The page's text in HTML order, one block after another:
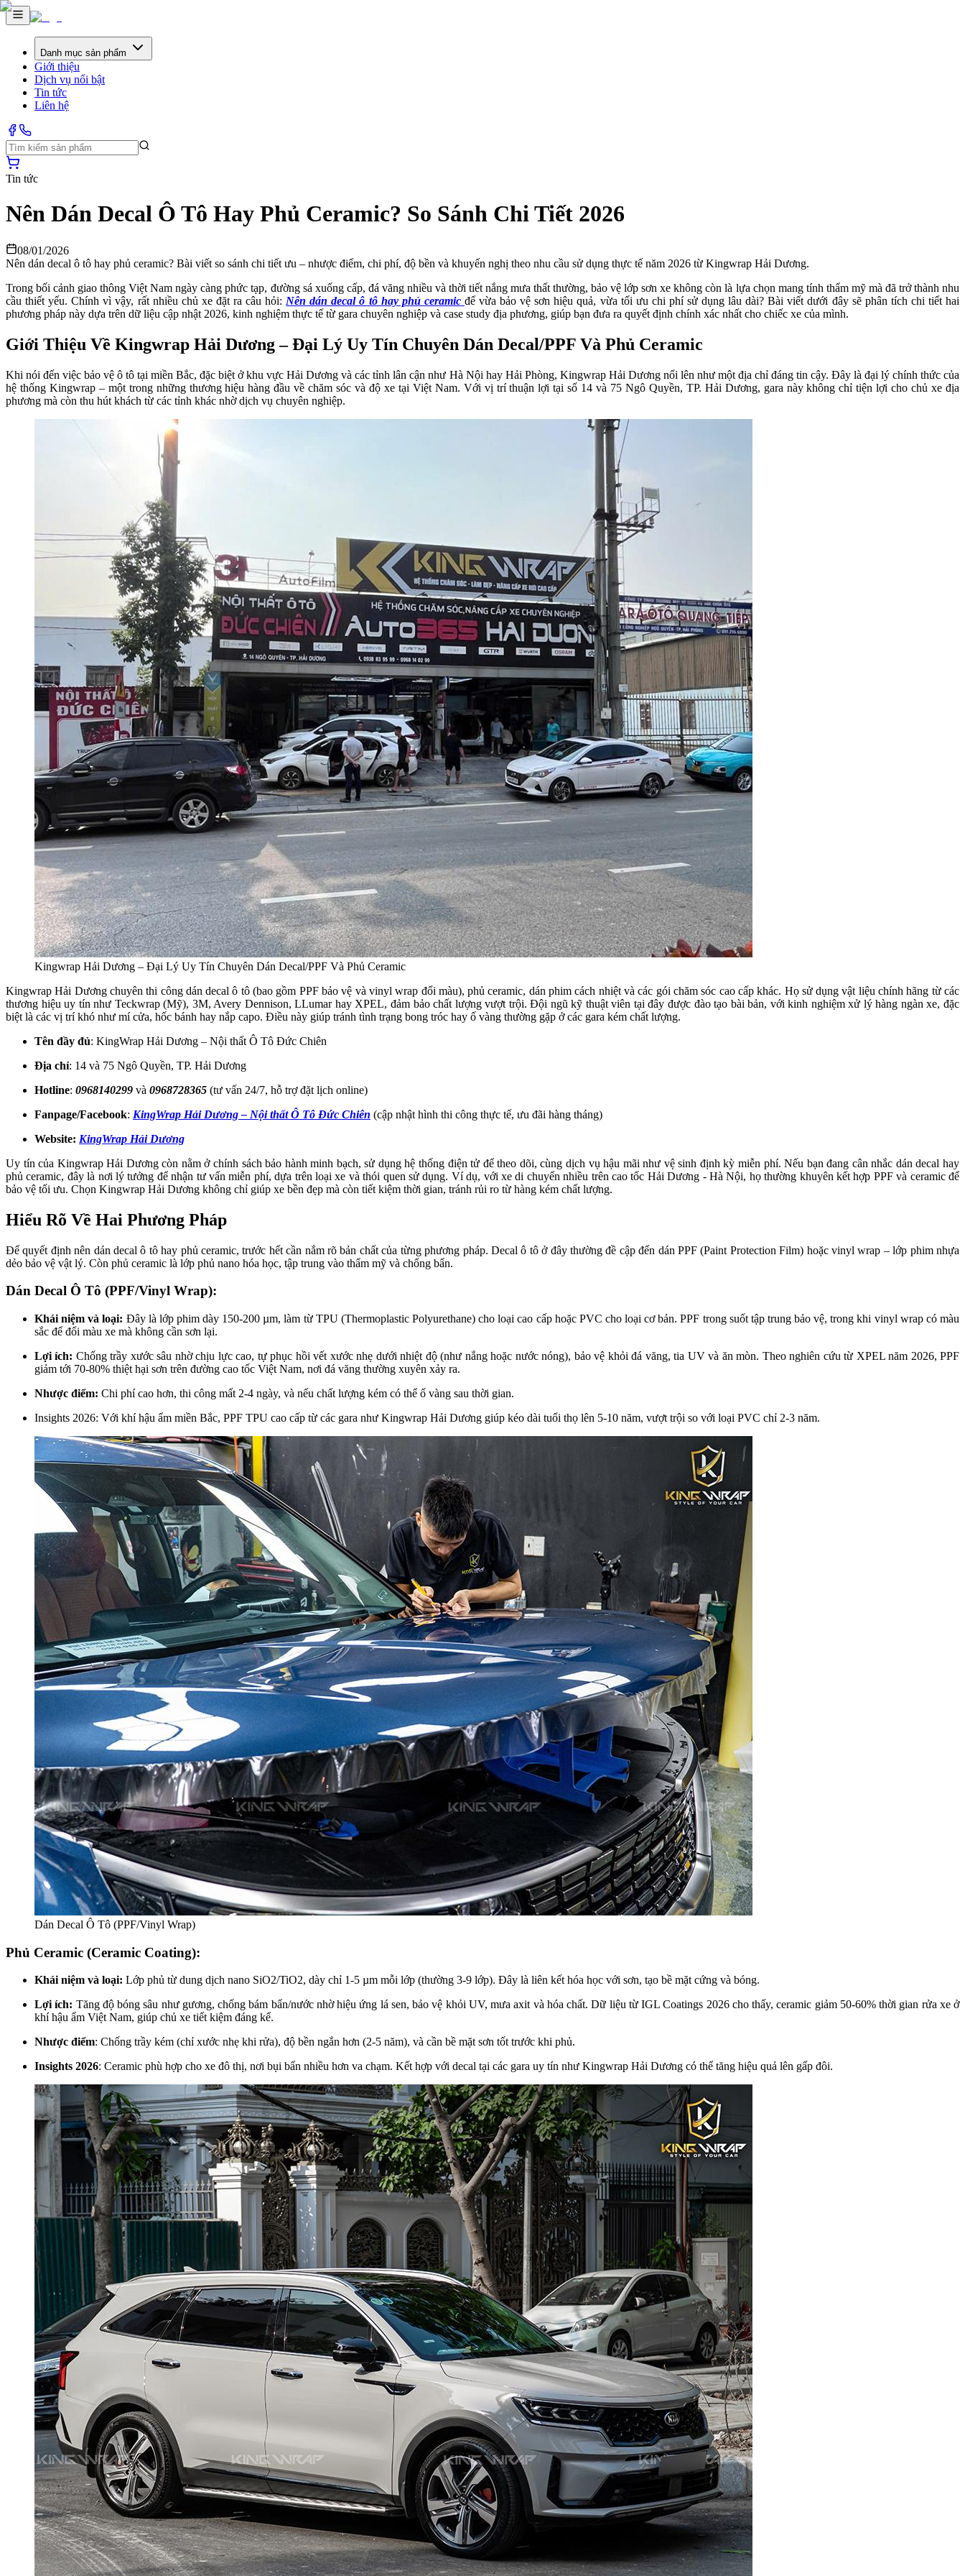
Danh mục sản phẩm
Giới thiệu
Dịch vụ nổi bật
Tin tức
Liên hệ
Tin tức
Nên Dán Decal Ô Tô Hay Phủ Ceramic? So Sánh Chi Tiết 2026
08/01/2026
Nên dán decal ô tô hay phủ ceramic? Bài viết so sánh chi tiết ưu – nhược điểm, chi phí, độ bền và khuyến nghị theo nhu cầu sử dụng thực tế năm 2026 từ Kingwrap Hải Dương.
Trong bối cảnh giao thông Việt Nam ngày càng phức tạp, đường sá xuống cấp, đá văng nhiều và thời tiết nắng mưa thất thường, bảo vệ lớp sơn xe không còn là lựa chọn mang tính thẩm mỹ mà đã trở thành nhu
cầu thiết yếu. Chính vì vậy, rất nhiều chủ xe đặt ra câu hỏi: Nên dán decal ô tô hay phủ ceramic để vừa bảo vệ sơn hiệu quả, vừa tối ưu chi phí sử dụng lâu dài? Bài viết dưới đây sẽ phân tích chi tiết hai
phương pháp này dựa trên dữ liệu cập nhật 2026, kinh nghiệm thực tế từ gara chuyên nghiệp và case study địa phương, giúp bạn đưa ra quyết định chính xác nhất cho chiếc xe của mình.
Giới Thiệu Về Kingwrap Hải Dương – Đại Lý Uy Tín Chuyên Dán Decal/PPF Và Phủ Ceramic
Khi nói đến việc bảo vệ ô tô tại miền Bắc, đặc biệt ở khu vực Hải Dương và các tỉnh lân cận như Hà Nội hay Hải Phòng, Kingwrap Hải Dương nổi lên như một địa chỉ đáng tin cậy. Đây là đại lý chính thức của
hệ thống Kingwrap – một trong những thương hiệu hàng đầu về chăm sóc và độ xe tại Việt Nam. Với vị trí thuận lợi tại số 14 và 75 Ngô Quyền, TP. Hải Dương, gara này không chỉ tiện lợi cho chủ xe địa
phương mà còn thu hút khách từ các tỉnh khác nhờ dịch vụ chuyên nghiệp.
Kingwrap Hải Dương – Đại Lý Uy Tín Chuyên Dán Decal/PPF Và Phủ Ceramic
Kingwrap Hải Dương chuyên thi công dán decal ô tô (bao gồm PPF bảo vệ và vinyl wrap đổi màu), phủ ceramic, dán phim cách nhiệt và các gói chăm sóc cao cấp khác. Họ sử dụng vật liệu chính hãng từ các
thương hiệu uy tín như Teckwrap (Mỹ), 3M, Avery Dennison, LLumar hay XPEL, đảm bảo chất lượng vượt trội. Đội ngũ kỹ thuật viên tại đây được đào tạo bài bản, với kinh nghiệm xử lý hàng ngàn xe, đặc
biệt là các vị trí khó như mí cửa, hốc bánh hay nắp capo. Điều này giúp tránh tình trạng bong tróc hay ố vàng thường gặp ở các gara kém chất lượng.
Tên đầy đủ: KingWrap Hải Dương – Nội thất Ô Tô Đức Chiên
Địa chỉ: 14 và 75 Ngô Quyền, TP. Hải Dương
Hotline: 0968140299 và 0968728365 (tư vấn 24/7, hỗ trợ đặt lịch online)
Fanpage/Facebook: KingWrap Hải Dương – Nội thất Ô Tô Đức Chiên (cập nhật hình thi công thực tế, ưu đãi hàng tháng)
Website: KingWrap Hải Dương
Uy tín của Kingwrap Hải Dương còn nằm ở chính sách bảo hành minh bạch, sử dụng hệ thống điện tử để theo dõi, cùng dịch vụ hậu mãi như vệ sinh định kỳ miễn phí. Nếu bạn đang cân nhắc dán decal hay
phủ ceramic, đây là nơi lý tưởng để nhận tư vấn miễn phí, dựa trên loại xe và thói quen sử dụng. Ví dụ, với xe di chuyển nhiều trên cao tốc Hải Dương - Hà Nội, họ thường khuyên kết hợp PPF và ceramic để
bảo vệ tối ưu. Chọn Kingwrap Hải Dương không chỉ giúp xe bền đẹp mà còn tiết kiệm thời gian, tránh rủi ro từ hàng kém chất lượng.
Hiểu Rõ Về Hai Phương Pháp
Để quyết định nên dán decal ô tô hay phủ ceramic, trước hết cần nắm rõ bản chất của từng phương pháp. Decal ô tô ở đây thường đề cập đến dán PPF (Paint Protection Film) hoặc vinyl wrap – lớp phim nhựa
dẻo bảo vệ vật lý. Còn phủ ceramic là lớp phủ nano hóa học, tập trung vào thẩm mỹ và chống bẩn.
Dán Decal Ô Tô (PPF/Vinyl Wrap):
Khái niệm và loại: Đây là lớp phim dày 150-200 µm, làm từ TPU (Thermoplastic Polyurethane) cho loại cao cấp hoặc PVC cho loại cơ bản. PPF trong suốt tập trung bảo vệ, trong khi vinyl wrap có màu
sắc để đổi màu xe mà không cần sơn lại.
Lợi ích: Chống trầy xước sâu nhờ chịu lực cao, tự phục hồi vết xước nhẹ dưới nhiệt độ (như nắng hoặc nước nóng), bảo vệ khỏi đá văng, tia UV và ăn mòn. Theo nghiên cứu từ XPEL năm 2026, PPF
giảm tới 70-80% thiệt hại sơn trên đường cao tốc Việt Nam, nơi đá văng thường xuyên xảy ra.
Nhược điểm: Chi phí cao hơn, thi công mất 2-4 ngày, và nếu chất lượng kém có thể ố vàng sau thời gian.
Insights 2026: Với khí hậu ẩm miền Bắc, PPF TPU cao cấp từ các gara như Kingwrap Hải Dương giúp kéo dài tuổi thọ lên 5-10 năm, vượt trội so với loại PVC chỉ 2-3 năm.
Dán Decal Ô Tô (PPF/Vinyl Wrap)
Phủ Ceramic (Ceramic Coating):
Khái niệm và loại: Lớp phủ từ dung dịch nano SiO2/TiO2, dày chỉ 1-5 µm mỗi lớp (thường 3-9 lớp). Đây là liên kết hóa học với sơn, tạo bề mặt cứng và bóng.
Lợi ích: Tăng độ bóng sâu như gương, chống bám bẩn/nước nhờ hiệu ứng lá sen, bảo vệ khỏi UV, mưa axit và hóa chất. Dữ liệu từ IGL Coatings 2026 cho thấy, ceramic giảm 50-60% thời gian rửa xe ở
khí hậu ẩm Việt Nam, giúp chủ xe tiết kiệm đáng kể.
Nhược điểm: Chống trầy kém (chỉ xước nhẹ khi rửa), độ bền ngắn hơn (2-5 năm), và cần bề mặt sơn tốt trước khi phủ.
Insights 2026: Ceramic phù hợp cho xe đô thị, nơi bụi bẩn nhiều hơn va chạm. Kết hợp với decal tại các gara uy tín như Kingwrap Hải Dương có thể tăng hiệu quả lên gấp đôi.